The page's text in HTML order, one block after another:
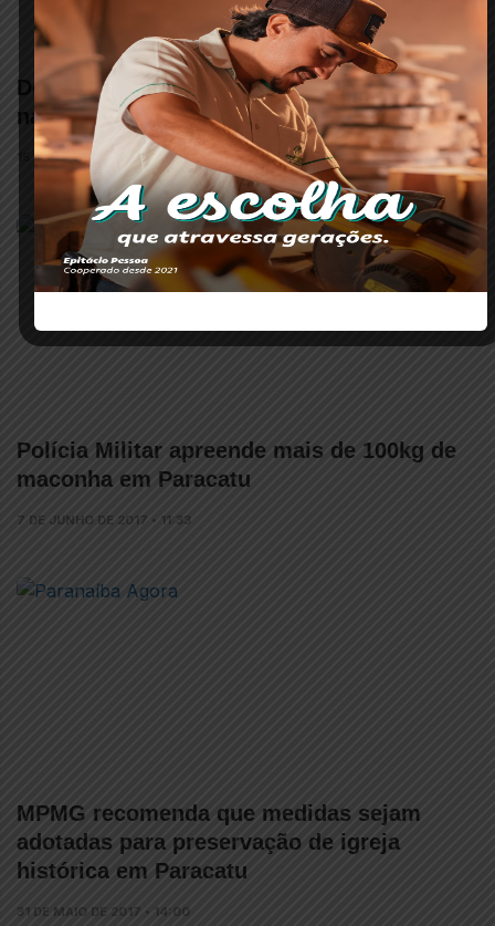
Dois trabalhadores morrem eletrocutados
na zona rural de Paracatu
15 DE JUNHO DE 2017 • 09:46
Polícia Militar apreende mais de 100kg de
maconha em Paracatu
7 DE JUNHO DE 2017 • 11:33
MPMG recomenda que medidas sejam
adotadas para preservação de igreja
histórica em Paracatu
31 DE MAIO DE 2017 • 14:00